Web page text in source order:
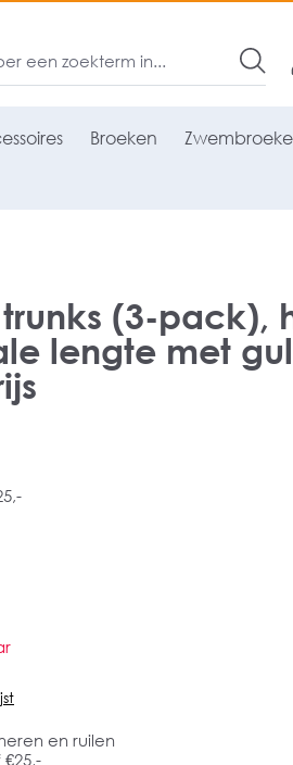
Broeken
(3-pack),
lengte met
en ruilen